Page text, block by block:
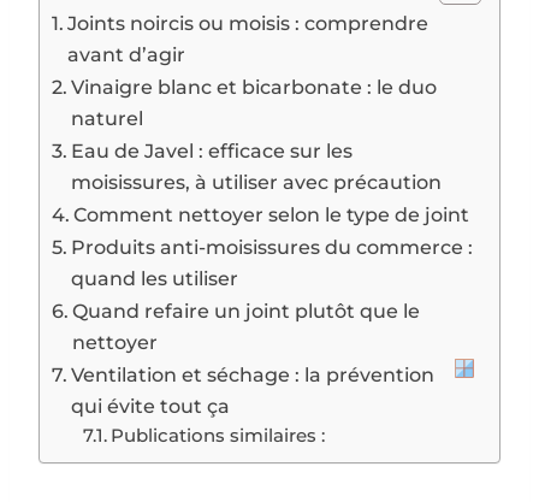
Joints noircis ou moisis : comprendre
avant d’agir
Vinaigre blanc et bicarbonate : le duo
naturel
Eau de Javel : efficace sur les
moisissures, à utiliser avec précaution
Comment nettoyer selon le type de joint
Produits anti-moisissures du commerce :
quand les utiliser
Quand refaire un joint plutôt que le
nettoyer
Ventilation et séchage : la prévention
qui évite tout ça
Publications similaires :